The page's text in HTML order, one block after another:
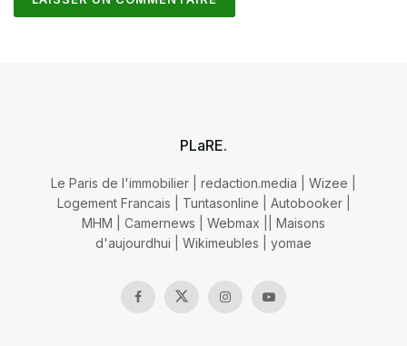
PLaRE.
Le Paris de l'immobilier redaction.media Wizee
Logement Francais
Tuntasonline Autobooker|
MHM
Camernews Webmax
Maisons
d'aujourdhui
Wikimeubles yomae